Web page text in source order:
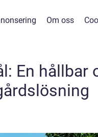
Om oss
En hållbar